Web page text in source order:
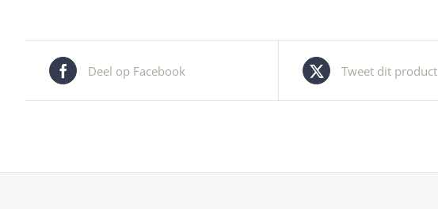
Deel op Facebook Tweet dit product